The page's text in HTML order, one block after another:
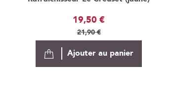
Prix
Spécial
19,50 €
21,90 €
Ajouter au panier